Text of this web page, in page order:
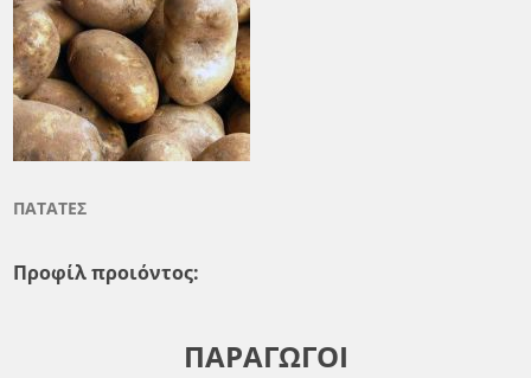
ΠΑΤΑΤΕΣ
Προφίλ προιόντος:
ΠΑΡΑΓΩΓΟΙ